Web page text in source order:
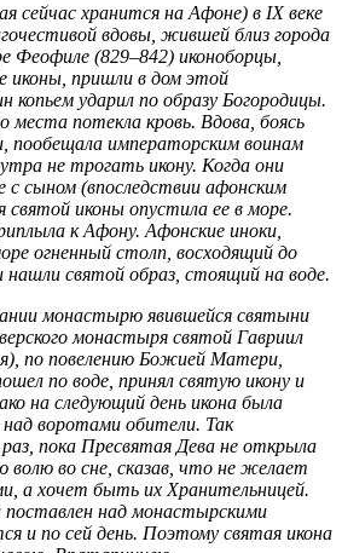
сейчас хранится на Афоне) в IX веке
вдовы, жившей близ города
Феофиле (829–842) иконоборцы,
пришли в дом этой
копьем ударил по образу Богородицы.
места потекла кровь. Вдова, боясь
пообещала императорским воинам
не трогать икону. Когда они
сыном (впоследствии афонским
святой иконы опустила ее в море.
к Афону. Афонские иноки,
огненный столп, восходящий до
нашли святой образ, стоящий на воде.
монастырю явившейся святыни
монастыря святой Гавриил
по повелению Божией Матери,
по воде, принял святую икону и
на следующий день икона была
воротами обители. Так
раз, пока Пресвятая Дева не открыла
волю во сне, сказав, что не желает
а хочет быть их Хранительницей.
поставлен над монастырскими
и по сей день. Поэтому святая икона